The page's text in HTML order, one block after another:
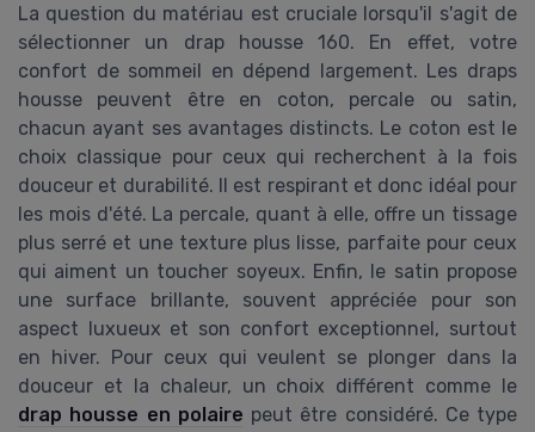
La question du matériau est cruciale lorsqu'il s'agit de
sélectionner un drap housse 160. En effet, votre
confort de sommeil en dépend largement. Les draps
housse peuvent être en coton, percale ou satin,
chacun ayant ses avantages distincts. Le coton est le
choix classique pour ceux qui recherchent à la fois
douceur et durabilité. Il est respirant et donc idéal pour
les mois d'été. La percale, quant à elle, offre un tissage
plus serré et une texture plus lisse, parfaite pour ceux
qui aiment un toucher soyeux. Enfin, le satin propose
une surface brillante, souvent appréciée pour son
aspect luxueux et son confort exceptionnel, surtout
en hiver. Pour ceux qui veulent se plonger dans la
douceur et la chaleur, un choix différent comme le
drap housse en polaire peut être considéré. Ce type